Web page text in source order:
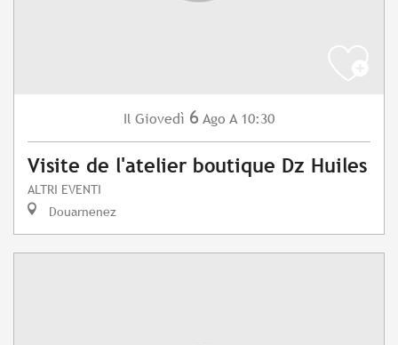
Il Giovedì 6 Ago A 10:30
Visite de l'atelier boutique Dz Huiles
ALTRI EVENTI
Douarnenez